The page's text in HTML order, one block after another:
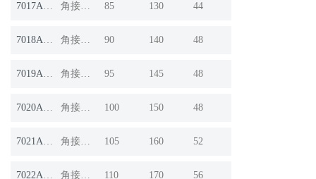
7017AC/DT 角接触球轴承 85 130 44
7018AC/DT 角接触球轴承 90 140 48
7019AC/DT 角接触球轴承 95 145 48
7020AC/DT 角接触球轴承 100 150 48
7021AC/DT 角接触球轴承 105 160 52
7022AC/DT 角接触球轴承 110 170 56